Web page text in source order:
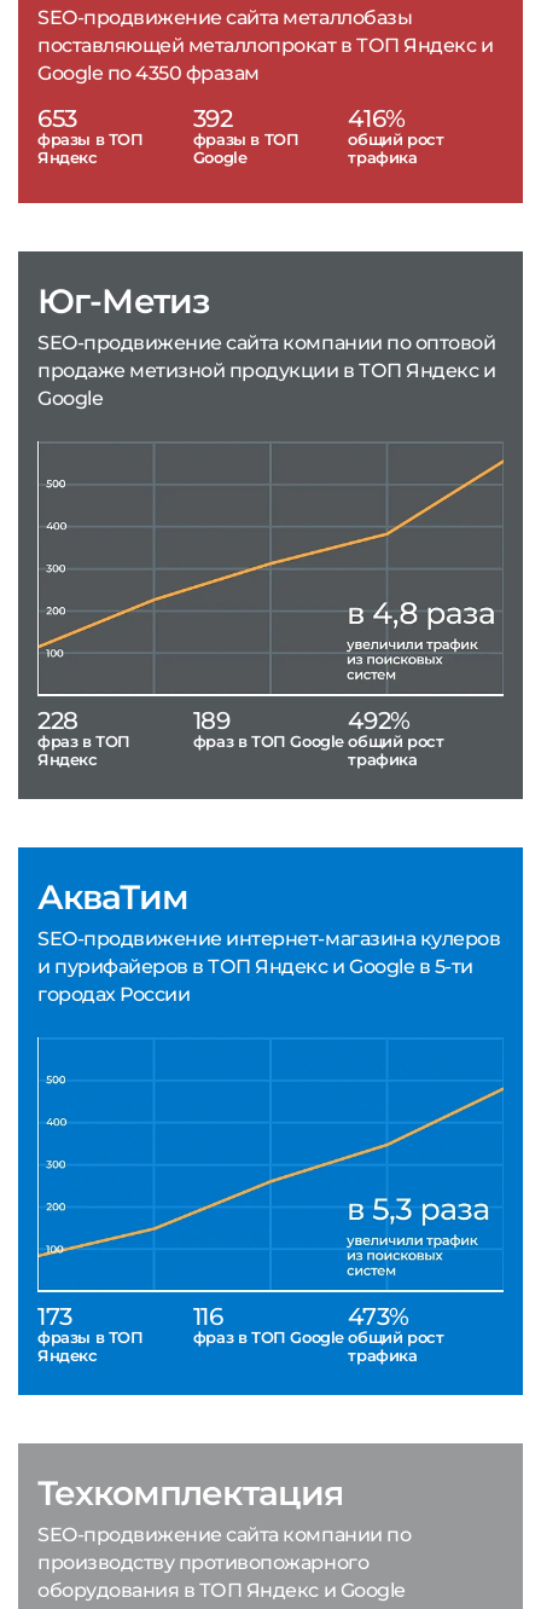
SEO-продвижение сайта металлобазы
поставляющей металлопрокат в ТОП Яндекс и
Google по 4350 фразам
653
фразы в ТОП
Яндекс
392
фразы в ТОП
Google
416%
общий рост
трафика
АкваТим
SEO-продвижение интернет-магазина кулеров
и пурифайеров в ТОП Яндекс и Google в 5-ти
городах России
173
фразы в ТОП
Яндекс
116
фраз в ТОП Google
473%
общий рост
трафика
Юг-Метиз
SEO-продвижение сайта компании по оптовой
продаже метизной продукции в ТОП Яндекс и
Google
228
фраз в ТОП
Яндекс
189
фраз в ТОП Google
492%
общий рост
трафика
Техкомплектация
SEO-продвижение сайта компании по
производству противопожарного
оборудования в ТОП Яндекс и Google